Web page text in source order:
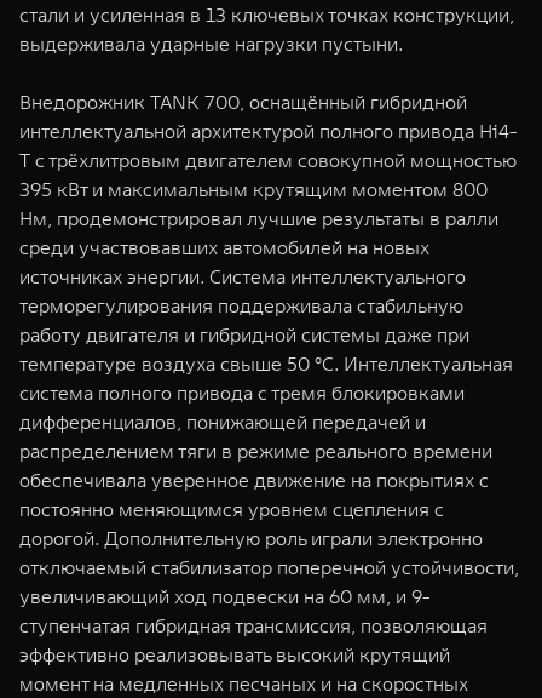
стали и усиленная в 13 ключевых точках конструкции,
выдерживала ударные нагрузки пустыни.
Внедорожник TANK 700, оснащённый гибридной
интеллектуальной архитектурой полного привода Hi4-
T с трёхлитровым двигателем совокупной мощностью
395 кВт и максимальным крутящим моментом 800
Нм, продемонстрировал лучшие результаты в ралли
среди участвовавших автомобилей на новых
источниках энергии. Система интеллектуального
терморегулирования поддерживала стабильную
работу двигателя и гибридной системы даже при
температуре воздуха свыше 50 °C. Интеллектуальная
система полного привода с тремя блокировками
дифференциалов, понижающей передачей и
распределением тяги в режиме реального времени
обеспечивала уверенное движение на покрытиях с
постоянно меняющимся уровнем сцепления с
дорогой. Дополнительную роль играли электронно
отключаемый стабилизатор поперечной устойчивости,
увеличивающий ход подвески на 60 мм, и 9-
ступенчатая гибридная трансмиссия, позволяющая
эффективно реализовывать высокий крутящий
момент на медленных песчаных и на скоростных